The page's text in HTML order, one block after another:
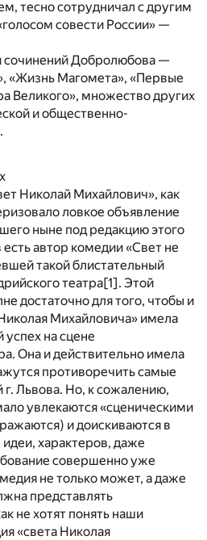
тесно сотрудничал с другим
совести России» —
сочинений Добролюбова —
«Жизнь Магомета», «Первые
Великого», множество других
и общественно-
Николай Михайлович», как
ловкое объявление
ныне под редакцию этого
автор комедии «Свет не
такой блистательный
театра[1]. Этой
достаточно для того, чтобы и
Михайловича» имела
на сцене
Она и действительно имела
противоречить самые
г. Львова. Но, к сожалению,
увлекаются «сценическими
и доискиваются в
характеров, даже
совершенно уже
не только может, а даже
представлять
не хотят понять наши
«света Николая